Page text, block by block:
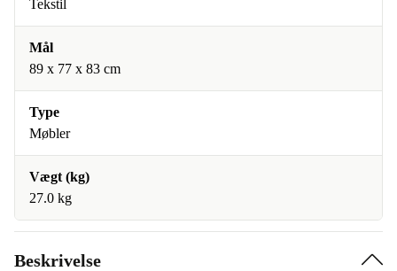
Tekstil
Mål
89 x 77 x 83 cm
Type
Møbler
Vægt (kg)
27.0 kg
Beskrivelse